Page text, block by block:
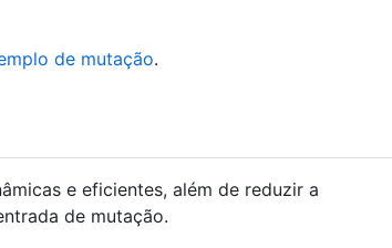
de mutação.
e eficientes, além de reduzir a
de mutação.